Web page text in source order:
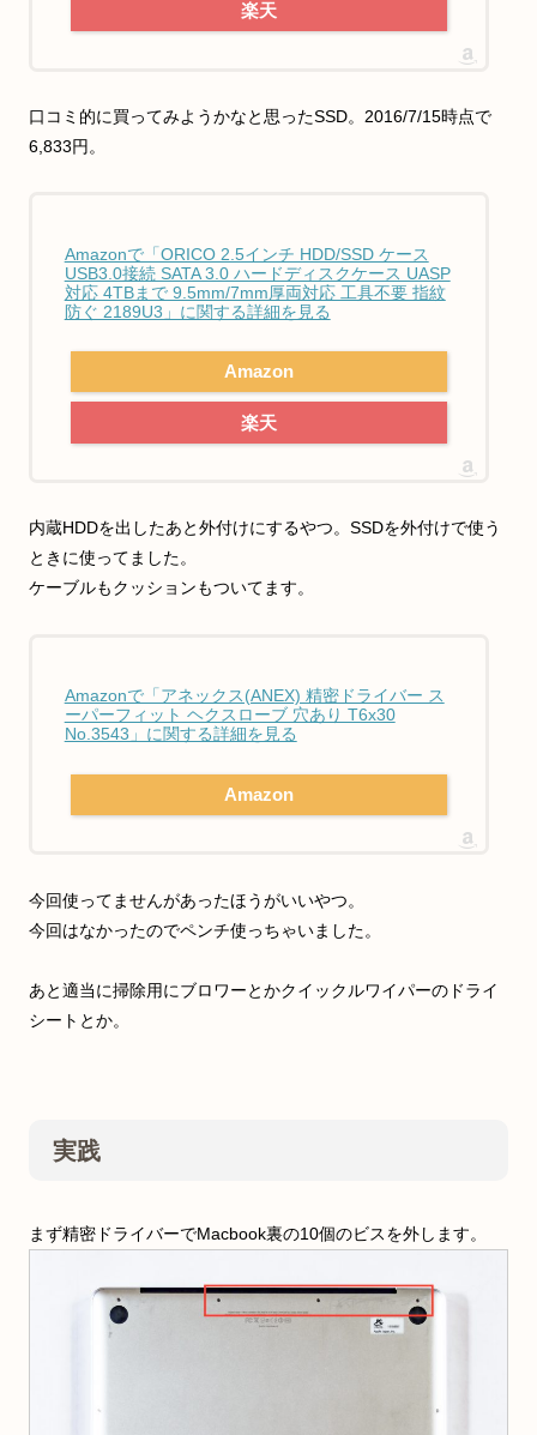
楽天
口コミ的に買ってみようかなと思ったSSD。2016/7/15時点で
6,833円。
Amazonで「ORICO 2.5インチ HDD/SSD ケース
USB3.0接続 SATA 3.0 ハードディスクケース UASP
対応 4TBまで 9.5mm/7mm厚両対応 工具不要 指紋
防ぐ 2189U3」に関する詳細を見る
Amazon
楽天
内蔵HDDを出したあと外付けにするやつ。SSDを外付けで使う
ときに使ってました。
ケーブルもクッションもついてます。
Amazonで「アネックス(ANEX) 精密ドライバー ス
ーパーフィット ヘクスローブ 穴あり T6x30
No.3543」に関する詳細を見る
Amazon
今回使ってませんがあったほうがいいやつ。
今回はなかったのでペンチ使っちゃいました。
あと適当に掃除用にブロワーとかクイックルワイパーのドライ
シートとか。
実践
まず精密ドライバーでMacbook裏の10個のビスを外します。